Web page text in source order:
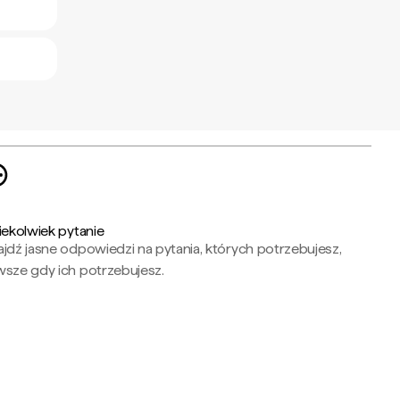
pytanie
jasne odpowiedzi na pytania, których potrzebujesz,
gdy ich potrzebujesz.